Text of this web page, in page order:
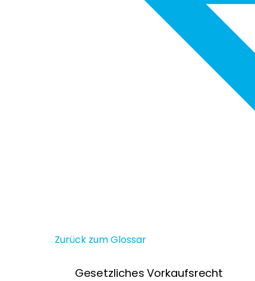
Zurück zum Glossar
Gesetzliches Vorkaufsrecht